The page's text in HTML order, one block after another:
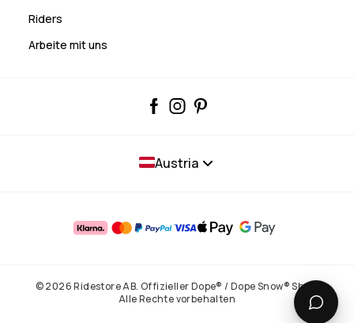
Riders
Arbeite mit uns
Austria
© 2026 Ridestore AB. Offizieller Dope® / Dope Snow® Shop.
Alle Rechte vorbehalten